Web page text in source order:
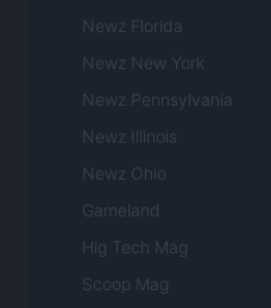
Newz Florida
Newz New York
Newz Pennsylvania
Newz Illinois
Newz Ohio
Gameland
Hig Tech Mag
Scoop Mag